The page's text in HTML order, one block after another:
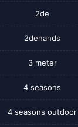
2de
2dehands
3 meter
4 seasons
4 seasons outdoor